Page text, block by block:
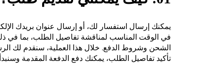
يمكنك إرسال استفسار لك، أو إرسال عنوان بريدك
في الوقت المناسب لمناقشة تفاصيل الطلب، بما في
الشحن وشروط الدفع. خلال هذا العملية، سنقدم لك
تأكيد تفاصيل الطلب، يمكنك دفع الدفعة المقدمة